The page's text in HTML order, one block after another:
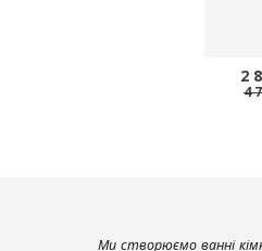
2
4
Ми створюємо ванні